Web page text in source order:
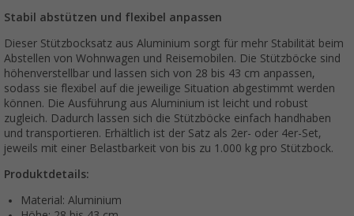
Stabil abstützen und flexibel anpassen
Dieser Stützbocksatz aus Aluminium sorgt für mehr Stabilität beim
Abstellen von Wohnwagen und Reisemobilen. Die Stützböcke sind
höhenverstellbar und lassen sich von 28 bis 43 cm anpassen,
sodass sie flexibel auf die jeweilige Situation abgestimmt werden
können. Die Ausführung aus Aluminium ist leicht und robust
zugleich. Dadurch lassen sich die Stützböcke einfach handhaben
und transportieren. Erhältlich ist der Satz als 2er- oder 4er-Set,
jeweils mit einer Belastbarkeit von bis zu 1.000 kg pro Stützbock.
Produktdetails:
Material: Aluminium